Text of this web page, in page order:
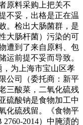
原料采购上把关不
不妥，出格是正在温
。检出大肠菌群，是
大肠杆菌）污染的可
遭到了来自原料、包
运前提不妥而导致。
为上海市宝山区孝
公司（委托商：新平
三酸菜，二氧化硫残
硫酸钠是食物加工中
化硫残留。《食物平
2014）中腌渍的